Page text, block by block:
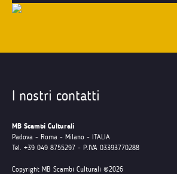
I nostri contatti
MB Scambi Culturali
Padova - Roma - Milano - ITALIA
Tel. +39 049 8755297 - P.IVA 03393770288
Copyright MB Scambi Culturali ©2026